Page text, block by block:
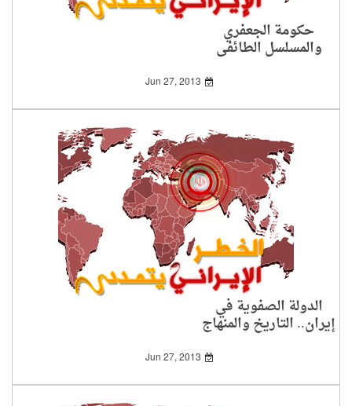
حكومة الجعفري
والمسلسل الطائفي
الجديد
Jun 27, 2013
الدولة الصفوية في
إيران.. التاريخ والمنهاج
Jun 27, 2013